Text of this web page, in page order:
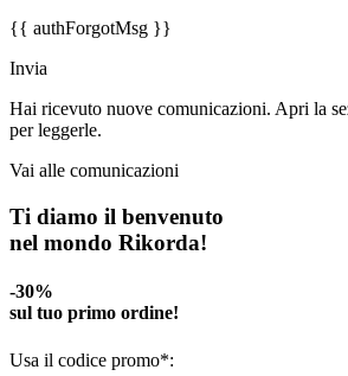
{{ authForgotMsg }}
Invia
Hai ricevuto nuove comunicazioni. Apri la
per leggerle.
Vai alle comunicazioni
Ti diamo il benvenuto
nel mondo Rikorda!
-30%
sul tuo primo ordine!
Usa il codice promo*: